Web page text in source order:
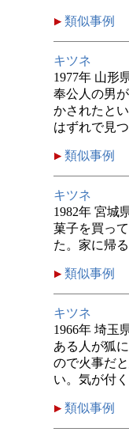
類似事例
キツネ
1977年 山形
奉公人の男
かされたと
はずれで見つ
類似事例
キツネ
1982年 宮城
菓子を買っ
た。家に帰
類似事例
キツネ
1966年 埼玉
ある人が狐
ので火事だ
い。気が付
類似事例